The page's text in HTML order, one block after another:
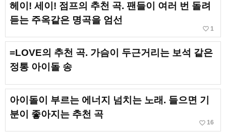
헤이! 세이! 점프의 추천 곡. 팬들이 여러 번 돌려
듣는 주옥같은 명곡을 엄선
favorite_border 1
=LOVE의 추천 곡. 가슴이 두근거리는 보석 같은
정통 아이돌 송
아이돌이 부르는 에너지 넘치는 노래. 들으면 기
분이 좋아지는 추천 곡
favorite_border 16